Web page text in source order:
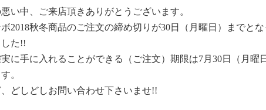
い中、ご来店頂きありがとうございます。
2018秋冬商品のご注文の締め切りが30日（月曜日）までと
た!!
に手に入れることができる（ご注文）期限は7月30日（月曜
。
どしどしお問い合わせ下さいませ!!